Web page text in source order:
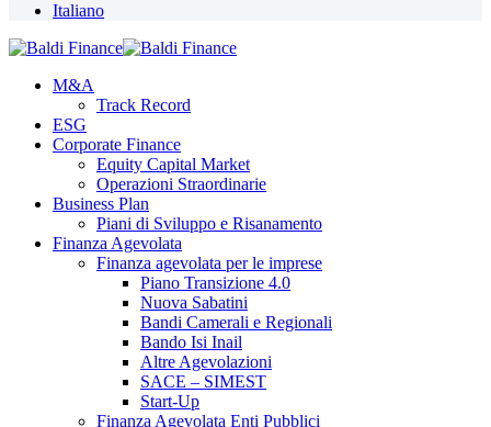
Italiano
M&A
Track Record
ESG
Corporate Finance
Equity Capital Market
Operazioni Straordinarie
Business Plan
Piani di Sviluppo e Risanamento
Finanza Agevolata
Finanza agevolata per le imprese
Piano Transizione 4.0
Nuova Sabatini
Bandi Camerali e Regionali
Bando Isi Inail
Altre Agevolazioni
SACE – SIMEST
Start-Up
Finanza Agevolata Enti Pubblici